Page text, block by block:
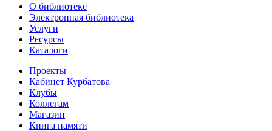
О библиотеке
Электронная библиотека
Услуги
Ресурсы
Каталоги
Проекты
Кабинет Курбатова
Клубы
Коллегам
Магазин
Книга памяти